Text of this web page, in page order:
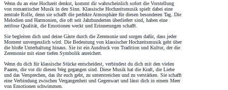
Wenn du an eine Hochzeit denkst, kommt dir wahrscheinlich sofort die Vorstellung
von romantischer Musik in den Sinn. Klassische Hochzeitsmusik spielt dabei eine
zentrale Rolle, denn sie schafft die perfekte Atmosphäre für diesen besonderen Tag. Die
Melodien und Harmonien, die oft seit Jahrhunderten überliefert sind, haben eine
zeitlose Qualität, die Emotionen weckt und Erinnerungen schafft.
Sie begleiten dich und deine Gäste durch die Zeremonie und sorgen dafür, dass jeder
Moment unvergesslich wird. Die Bedeutung von klassischer Hochzeitsmusik geht über
die bloße Unterhaltung hinaus. Sie ist ein Ausdruck von Tradition und Kultur, der die
Zeremonie mit einer tiefen Symbolik anreichert.
Wenn du dich für klassische Stücke entscheidest, verbindest du dich mit den vielen
Paaren, die vor dir diesen Weg gegangen sind. Diese Musik hat die Kraft, die Liebe
und das Versprechen, das ihr euch gebt, zu unterstreichen und zu verstärken. Sie schafft
eine Verbindung zwischen Vergangenheit und Gegenwart und lässt dich in einem Meer
von Emotionen schwimmen.